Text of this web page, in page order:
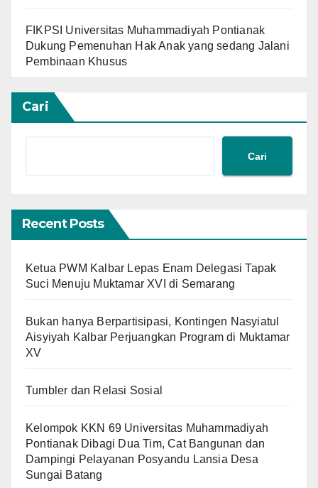
FIKPSI Universitas Muhammadiyah Pontianak
Dukung Pemenuhan Hak Anak yang sedang Jalani
Pembinaan Khusus
Cari
Cari
Recent Posts
Ketua PWM Kalbar Lepas Enam Delegasi Tapak
Suci Menuju Muktamar XVI di Semarang
Bukan hanya Berpartisipasi, Kontingen Nasyiatul
Aisyiyah Kalbar Perjuangkan Program di Muktamar
XV
Tumbler dan Relasi Sosial
Kelompok KKN 69 Universitas Muhammadiyah
Pontianak Dibagi Dua Tim, Cat Bangunan dan
Dampingi Pelayanan Posyandu Lansia Desa
Sungai Batang